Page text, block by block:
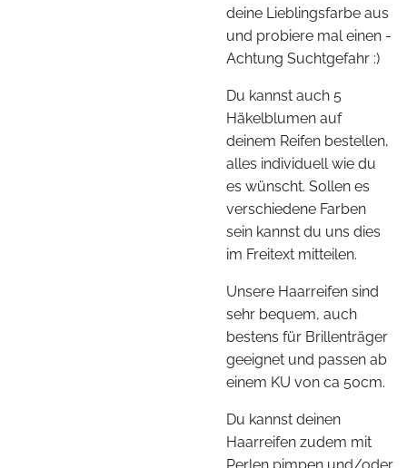
deine Lieblingsfarbe aus
und probiere mal einen -
Achtung Suchtgefahr :)
Du kannst auch 5
Häkelblumen auf
deinem Reifen bestellen,
alles individuell wie du
es wünscht. Sollen es
verschiedene Farben
sein kannst du uns dies
im Freitext mitteilen.
Unsere Haarreifen sind
sehr bequem, auch
bestens für Brillenträger
geeignet und passen ab
einem KU von ca 50cm.
Du kannst deinen
Haarreifen zudem mit